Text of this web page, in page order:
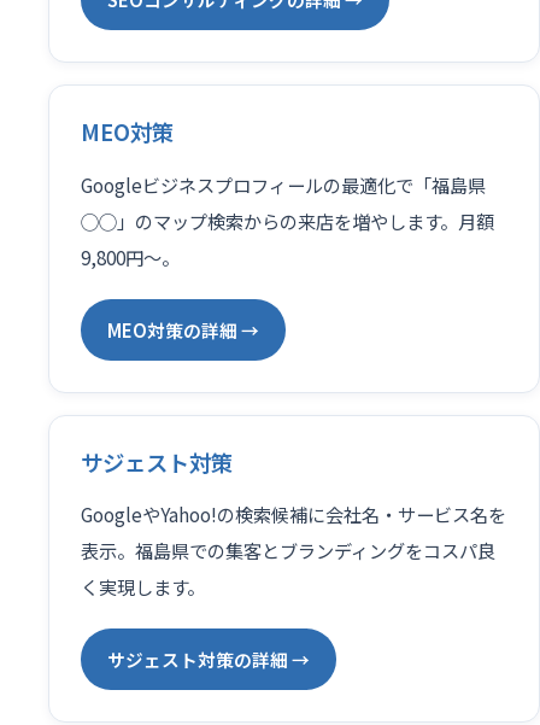
MEO対策
Googleビジネスプロフィールの最適化で「福島県
◯◯」のマップ検索からの来店を増やします。月額
9,800円〜。
MEO対策の詳細 →
サジェスト対策
GoogleやYahoo!の検索候補に会社名・サービス名を
表示。福島県での集客とブランディングをコスパ良
く実現します。
サジェスト対策の詳細 →